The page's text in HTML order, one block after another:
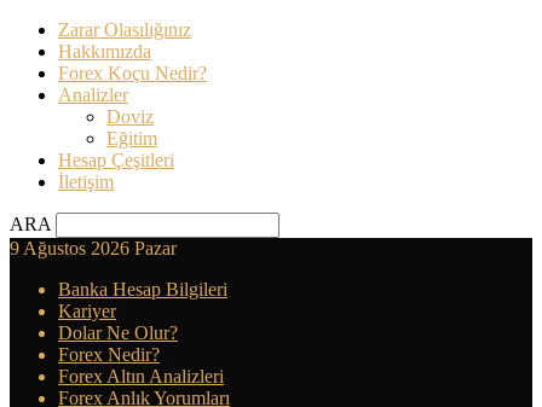
Zarar Olasılığınız
Hakkımızda
Forex Koçu Nedir?
Analizler
Doviz
Eğitim
Hesap Çeşitleri
İletişim
ARA
9 Ağustos 2026 Pazar
Banka Hesap Bilgileri
Kariyer
Dolar Ne Olur?
Forex Nedir?
Forex Altın Analizleri
Forex Anlık Yorumları